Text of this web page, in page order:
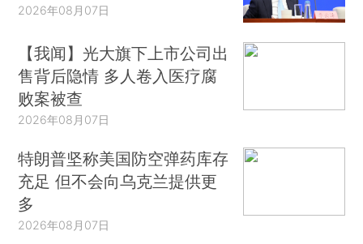
2026年08月07日
【我闻】光大旗下上市公司出
售背后隐情 多人卷入医疗腐
败案被查
2026年08月07日
特朗普坚称美国防空弹药库存
充足 但不会向乌克兰提供更
多
2026年08月07日